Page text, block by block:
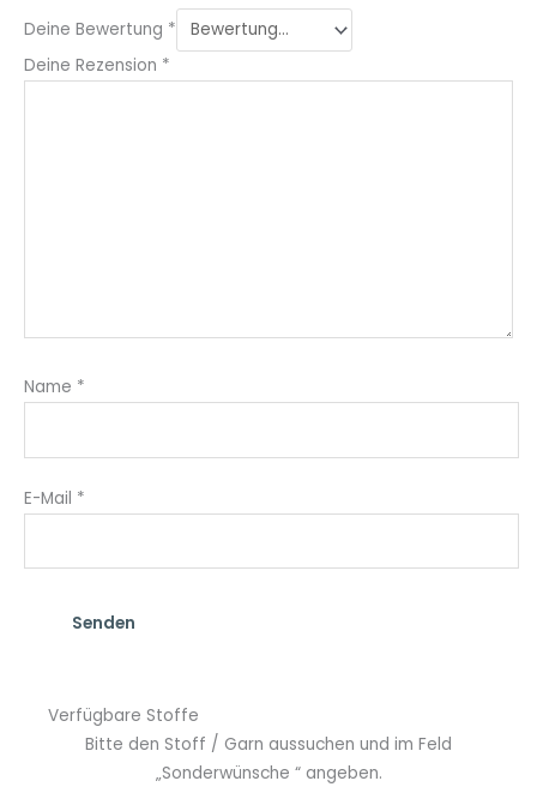
Deine Bewertung *
Deine Rezension *
Name *
E-Mail *
Verfügbare Stoffe
Bitte den Stoff / Garn aussuchen und im Feld
„Sonderwünsche “ angeben.